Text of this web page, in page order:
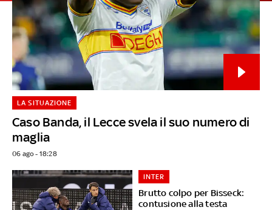
Caso Banda, il Lecce svela il suo numero di
maglia
LA SITUAZIONE
06 ago - 18:28
Brutto colpo per Bisseck:
contusione alla testa
INTER